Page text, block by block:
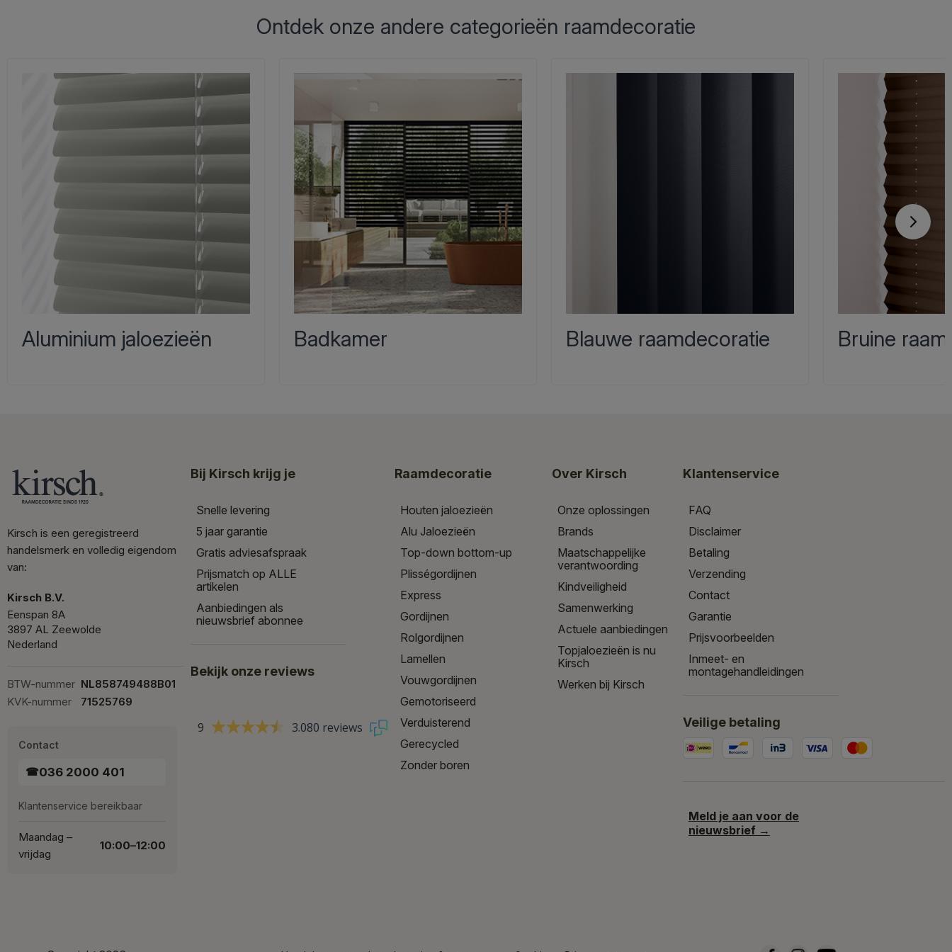
Ontdek onze andere categorieën raamdecoratie
Aluminium jaloezieën Badkamer Blauwe raamdecoratie Bruine
Kirsch is een geregistreerd
handelsmerk en volledig eigendom
van:
Kirsch B.V.
Eenspan 8A
3897 AL Zeewolde
Nederland
BTW-nummer NL858749488B01
KVK-nummer
71525769
Contact
☎036 2000 401
Klantenservice bereikbaar
Maandag –
vrijdag
10:00–12:00
Bij Kirsch krijg je
Snelle levering
5 jaar garantie
Gratis adviesafspraak
Prijsmatch op ALLE
artikelen
Aanbiedingen als
nieuwsbrief abonnee
Bekijk onze reviews
9 3.080 reviews
Raamdecoratie
Houten jaloezieën
Alu Jaloezieën
Top-down bottom-up
Plisségordijnen
Express
Gordijnen
Rolgordijnen
Lamellen
Vouwgordijnen
Gemotoriseerd
Verduisterend
Gerecycled
Zonder boren
Over Kirsch
Onze oplossingen
Brands
Maatschappelijke
verantwoording
Kindveiligheid
Samenwerking
Actuele aanbiedingen
Topjaloezieën is nu
Kirsch
Werken bij Kirsch
Klantenservice
FAQ
Disclaimer
Betaling
Verzending
Contact
Garantie
Prijsvoorbeelden
Inmeet- en
montagehandleidingen
Veilige betaling
Meld je aan voor de
nieuwsbrief →